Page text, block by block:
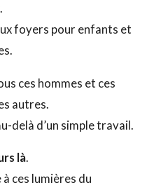
foyers pour enfants et
ces hommes et ces
autres.
delà d’un simple travail.
là.
à ces lumières du